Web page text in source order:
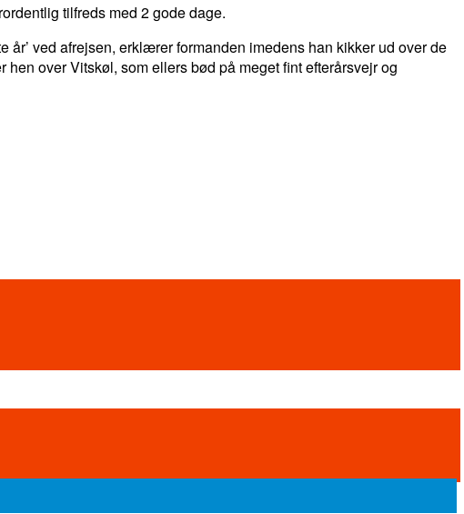
tilfreds med 2 gode dage.
ved afrejsen, erklærer formanden imedens han kikker ud over de
over Vitskøl, som ellers bød på meget fint efterårsvejr og